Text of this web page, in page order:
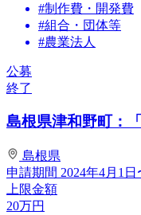
#制作費・開発費
#組合・団体等
#農業法人
公募
終了
島根県津和野町：
島根県
申請期間 2024年4月1日
上限金額
20万円